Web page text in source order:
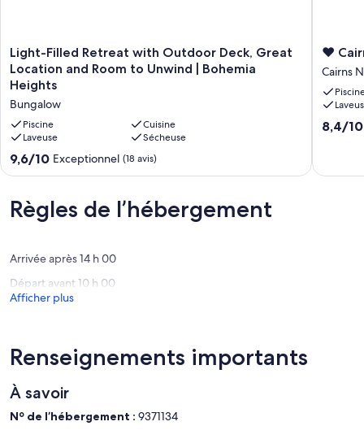
Light-
Filled
Retreat
with
Outdoor
Deck,
Great
Location
and
Unwind
Heights
Bungalow
Light-Filled Retreat with Outdoor Deck, Great
Location and Room to Unwind | Bohemia
Heights
Bungalow
Piscine
Cuisine
Laveuse
Sécheuse
9.6
sur
Exceptionnel,
(18 avis)
9,6/10 Exceptionnel (18 avis)
❤
Cairns
City
-
Walk
to
❤
Cairns
8.4
8,4/10
Règles de l’hébergement
Arrivée après 14 h 00
Départ avant 10 h 00
Afficher plus
Renseignements importants
À savoir
Nº de l’hébergement : 9371134